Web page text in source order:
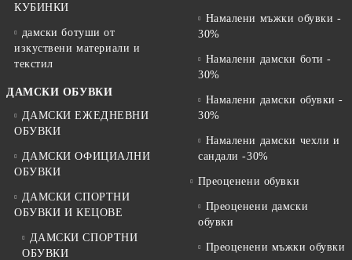
КУБИНКИ
дамски ботуши от
изкуствени материали и
текстил
ДАМСКИ ОБУВКИ
ДАМСКИ ЕЖЕДНЕВНИ
ОБУВКИ
ДАМСКИ ОФИЦИАЛНИ
ОБУВКИ
ДАМСКИ СПОРТНИ
ОБУВКИ И КЕЦОВЕ
ДАМСКИ СПОРТНИ
ОБУВКИ
Намалени мъжки обувки -
30%
Намалени дамски боти -
30%
Намалени дамски обувки -
30%
Намалени дамски чехли и
сандали -30%
Преоценени обувки
Преоценени дамски
обувки
Преоценени мъжки обувки